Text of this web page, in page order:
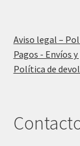
Aviso legal –
Pagos - Envíos
Política de